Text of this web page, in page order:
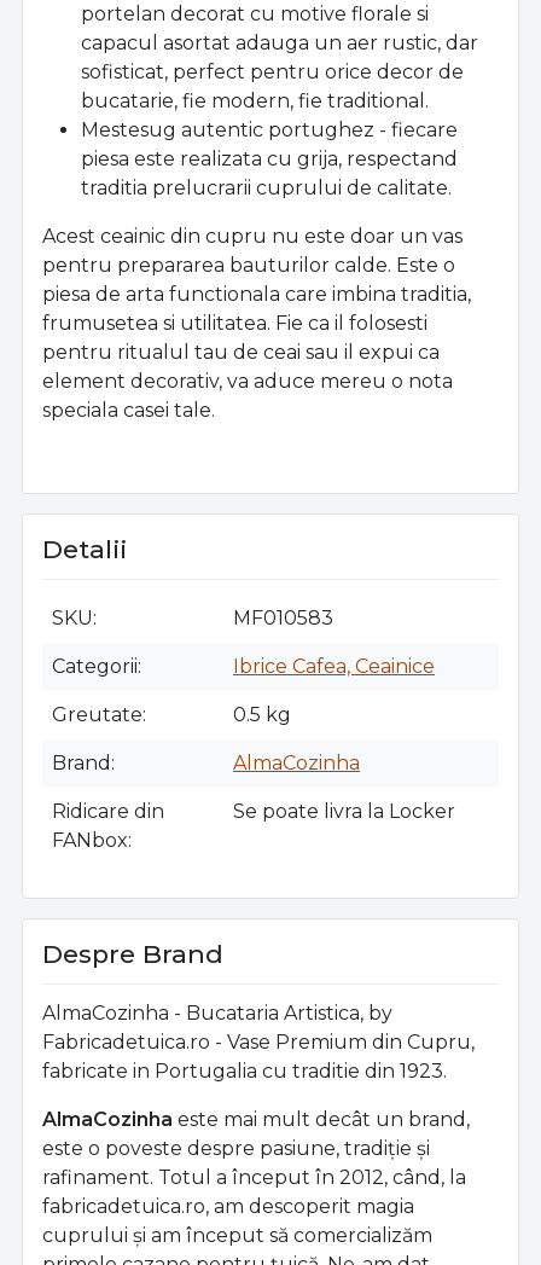
portelan decorat cu motive florale si
capacul asortat adauga un aer rustic, dar
sofisticat, perfect pentru orice decor de
bucatarie, fie modern, fie traditional.
Mestesug autentic portughez - fiecare
piesa este realizata cu grija, respectand
traditia prelucrarii cuprului de calitate.
Acest ceainic din cupru nu este doar un vas
pentru prepararea bauturilor calde. Este o
piesa de arta functionala care imbina traditia,
frumusetea si utilitatea. Fie ca il folosesti
pentru ritualul tau de ceai sau il expui ca
element decorativ, va aduce mereu o nota
speciala casei tale.
Detalii
SKU MF010583
Categorii Ibrice Cafea, Ceainice
Greutate 0.5 kg
Brand AlmaCozinha
Ridicare din
FANbox
Se poate livra la Locker
Despre Brand
AlmaCozinha - Bucataria Artistica, by
Fabricadetuica.ro - Vase Premium din Cupru,
fabricate in Portugalia cu traditie din 1923.
AlmaCozinha este mai mult decât un brand,
este o poveste despre pasiune, tradiție și
rafinament. Totul a început în 2012, când, la
fabricadetuica.ro, am descoperit magia
cuprului și am început să comercializăm